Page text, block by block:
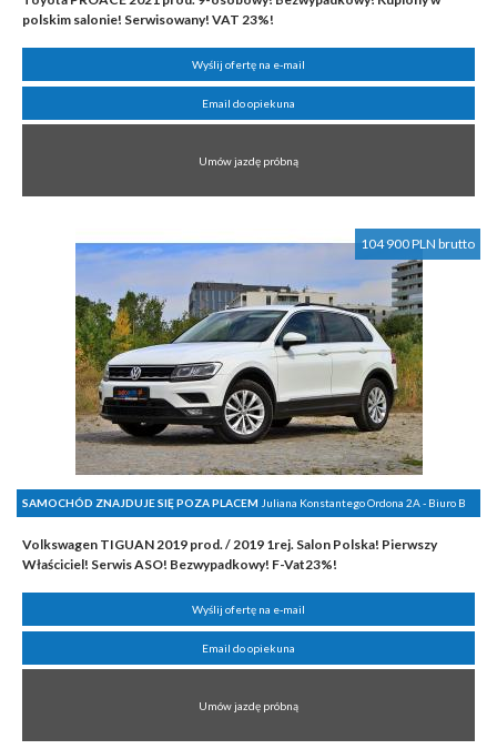
polskim salonie! Serwisowany! VAT 23%!
Wyślij ofertę na e-mail
Email do opiekuna
Umów jazdę próbną
104 900 PLN brutto
SAMOCHÓD ZNAJDUJE SIĘ POZA PLACEM Juliana Konstantego Ordona 2A - Biuro B
Volkswagen TIGUAN 2019 prod. / 2019 1rej. Salon Polska! Pierwszy
Właściciel! Serwis ASO! Bezwypadkowy! F-Vat23%!
Wyślij ofertę na e-mail
Email do opiekuna
Umów jazdę próbną